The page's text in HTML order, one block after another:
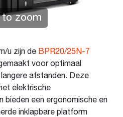
to zoom
u zijn de BPR20/25N-7
voor optimaal
afstanden. Deze
elektrische
bieden een ergonomische en
inklapbare platform